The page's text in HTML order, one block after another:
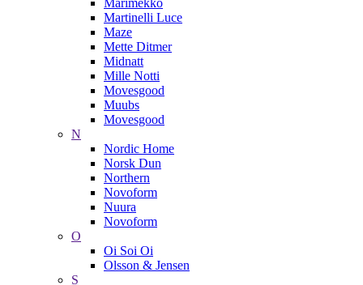
Marimekko
Martinelli Luce
Maze
Mette Ditmer
Midnatt
Mille Notti
Movesgood
Muubs
Movesgood
N
Nordic Home
Norsk Dun
Northern
Novoform
Nuura
Novoform
O
Oi Soi Oi
Olsson & Jensen
S